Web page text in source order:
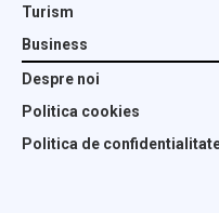
Turism
Business
Despre noi
Politica cookies
Politica de